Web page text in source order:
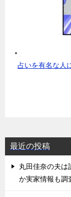
占いを有名な人
最近の投稿
丸田佳奈の夫は
か実家情報も調